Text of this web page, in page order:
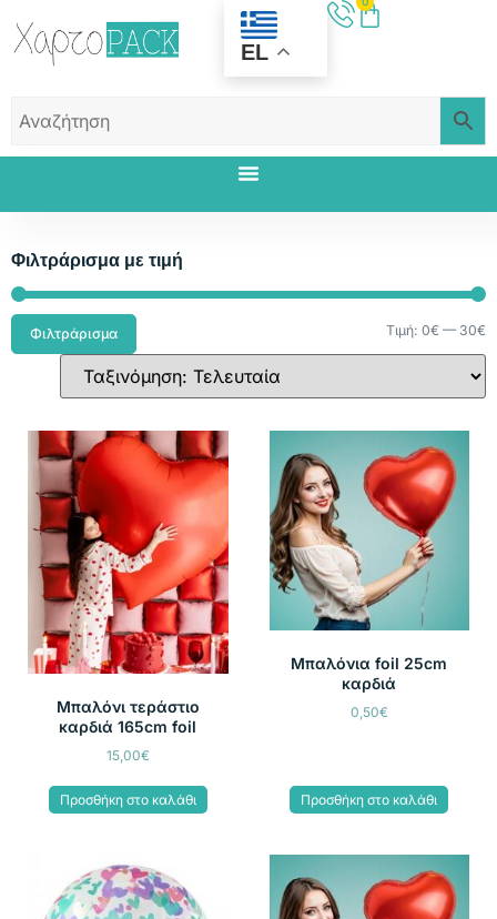
EL
Φιλτράρισμα με τιμή
Φιλτράρισμα Τιμή: 0€ — 30€
Μπαλόνι τεράστιο
καρδιά 165cm foil
15,00€
Προσθήκη στο καλάθι
Μπαλόνια foil 25cm
καρδιά
0,50€
Προσθήκη στο καλάθι